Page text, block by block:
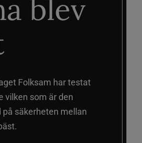
blev
Folksam har testat
vilken som är den
säkerheten mellan